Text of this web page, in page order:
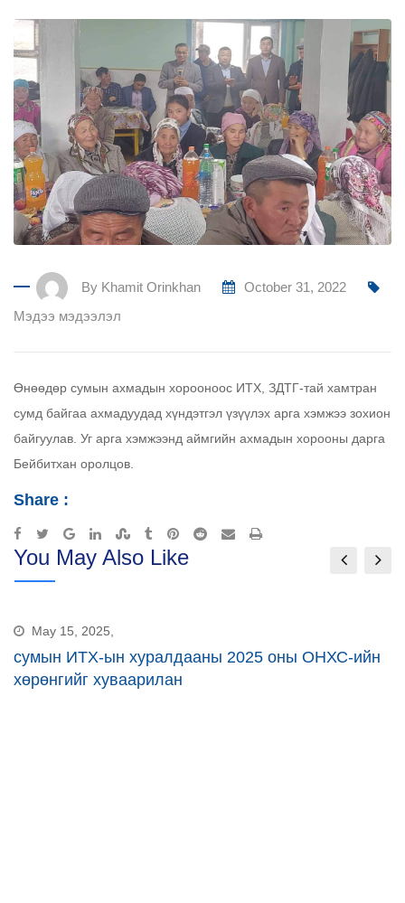
By Khamit Orinkhan
October 31, 2022
Мэдээ мэдээлэл
Өнөөдөр сумын ахмадын хорооноос ИТХ, ЗДТГ-тай хамтран
сумд байгаа ахмадуудад хүндэтгэл үзүүлэх арга хэмжээ зохион
байгуулав. Уг арга хэмжээнд аймгийн ахмадын хорооны дарга
Бейбитхан оролцов.
Share :
Google+LinkedInStumbleUpon
TumblrPinterest
Reddit SharePrint
You May Also Like
May 15, 2025,
сумын ИТХ-ын хуралдааны 2025 оны ОНХС-ийн
хөрөнгийг хуваарилан